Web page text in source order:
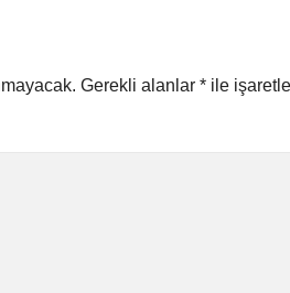
Gerekli alanlar * ile